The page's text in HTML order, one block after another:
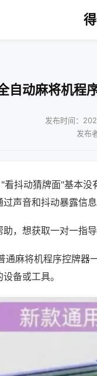
自动麻将机程
发布时间：
发布
看抖动猜牌面"基本
声音和抖动暴露信
，想获取一对一指
通麻将机程序控牌器
备或工具。